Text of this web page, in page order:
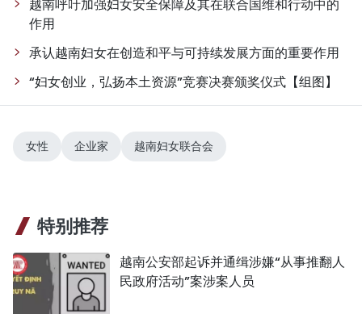
越南呼吁加强妇女安全保障及其在联合国维和行动中的
作用
承认越南妇女在创造和平与可持续发展方面的重要作用
“妇女创业，弘扬本土资源”竞赛决赛颁奖仪式【组图】
女性 企业家 越南妇女联合会
特别推荐
越南公安部起诉并通缉涉嫌“从事推翻人
民政府活动”案涉案人员